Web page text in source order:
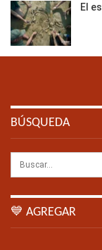
El
BÚSQUEDA
💙 AGREGAR